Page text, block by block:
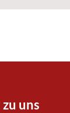
uns